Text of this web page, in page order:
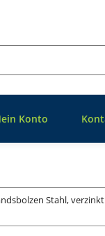
Konto
Stahl, verzinkt